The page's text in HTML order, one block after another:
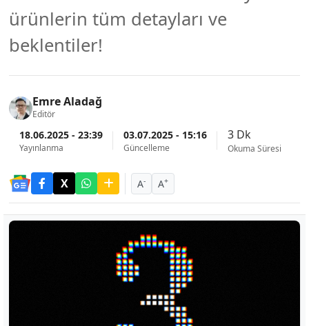
ürünlerin tüm detayları ve
beklentiler!
Emre Aladağ
Editör
18.06.2025 - 23:39
Yayınlanma
03.07.2025 - 15:16
Güncelleme
3 Dk
Okuma Süresi
A- A+